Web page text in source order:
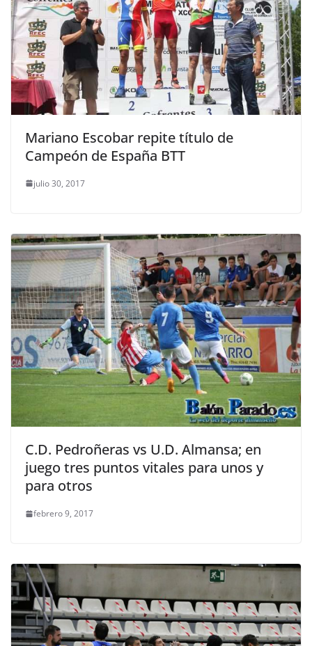
Mariano Escobar repite título de
Campeón de España BTT
julio 30, 2017
C.D. Pedroñeras vs U.D. Almansa; en
juego tres puntos vitales para unos y
para otros
febrero 9, 2017